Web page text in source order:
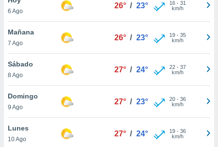
en
más
nuestra
de
6 Ago
26° / 23° 16- 31
km/h
Mañana
7 Ago
26° / 23° 19- 35
km/h
Sábado
8 Ago
27° / 24° 22- 37
km/h
Domingo
9 Ago
27° / 23° 20- 36
km/h
Lunes
10 Ago
27° / 24° 19- 36
km/h